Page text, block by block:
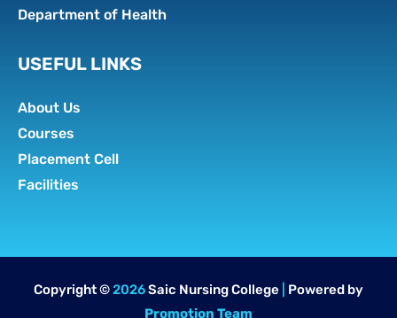
Department of Health
USEFUL LINKS
About Us
Courses
Placement Cell
Facilities
Copyright ©2026Saic Nursing College
Powered by
Promotion Team